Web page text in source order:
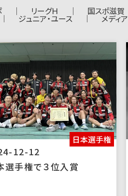
リーグＨ 国スポ滋賀
ジュニア・ユース メディア
日本選手権
12-12
選手権で３位入賞